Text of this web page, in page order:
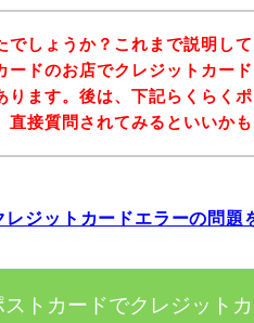
でしょうか？これまで説明し
ードのお店でクレジットカー
ります。後は、下記らくらく
直接質問されてみるといいかも
ジットカードエラーの問題
ストカードでクレジット